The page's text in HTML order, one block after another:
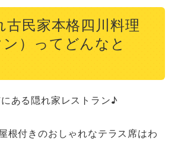
古民家本格四川料理
ン）ってどんなと
ある隠れ家レストラン♪
根付きのおしゃれなテラス席はわ